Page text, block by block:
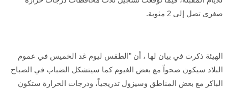
صغرى تصل إلى 2 مئوية.
الهيئة ذكرت في بيان لها ، أن "الطقس ليوم غد الخميس في عموم
البلاد سيكون صحواً مع بعض الغيوم كما سيتشكل الضباب في الصباح
الباكر مع بعض المناطق وسيزول تدريجياً، ودرجات الحرارة ستكون